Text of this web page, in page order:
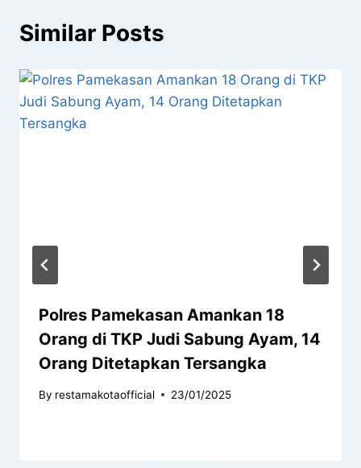
Similar Posts
Polres Pamekasan Amankan 18
Orang di TKP Judi Sabung Ayam, 14
Orang Ditetapkan Tersangka
By restamakotaofficial 23/01/2025